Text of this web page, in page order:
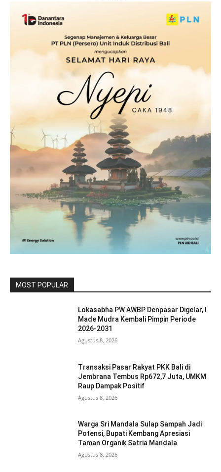
MOST POPULAR
Lokasabha PW AWBP Denpasar Digelar, I
Made Mudra Kembali Pimpin Periode
2026-2031
Agustus 8, 2026
Transaksi Pasar Rakyat PKK Bali di
Jembrana Tembus Rp672,7 Juta, UMKM
Raup Dampak Positif
Agustus 8, 2026
Warga Sri Mandala Sulap Sampah Jadi
Potensi, Bupati Kembang Apresiasi
Taman Organik Satria Mandala
Agustus 8, 2026